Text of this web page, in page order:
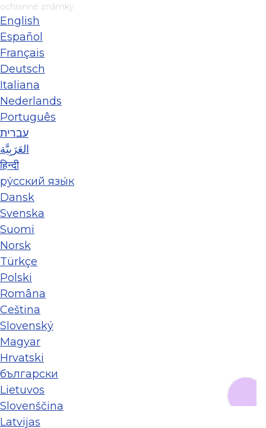
ochranné známky
English
Español
Français
Deutsch
Italiana
Nederlands
Português
עברית
العَرَبِيَّة
हिन्दी
ру́сский язы́к
Dansk
Svenska
Suomi
Norsk
Türkçe
Polski
Româna
Ceština
Slovenský
Magyar
Hrvatski
български
Lietuvos
Slovenščina
Latvijas